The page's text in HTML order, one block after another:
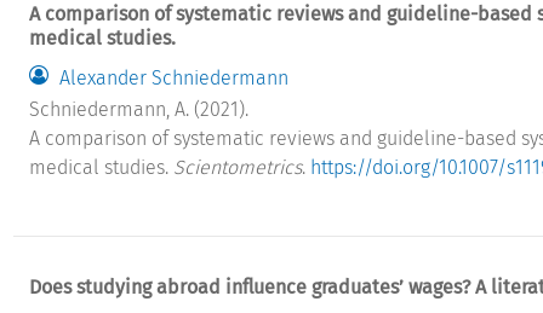
A comparison of systematic reviews and guideline-based
medical studies.
Alexander Schniedermann
Schniedermann, A. (2021).
A comparison of systematic reviews and guideline-based
medical studies. Scientometrics. https://doi.org/10.1007/
Does studying abroad influence graduates’ wages? A